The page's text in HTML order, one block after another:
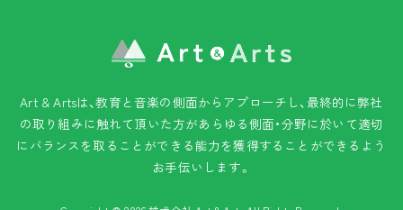
Art & Artsは、教育と音楽の側面からアプローチし、最終的に弊社
の取り組みに触れて頂いた方があらゆる側面・分野に於いて適切
にバランスを取ることができる能力を獲得することができるよう
お手伝いします。